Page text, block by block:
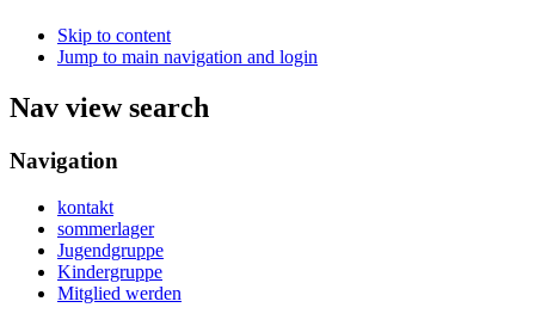
Skip to content
Jump to main navigation and login
Nav view search
Navigation
kontakt
sommerlager
Jugendgruppe
Kindergruppe
Mitglied werden